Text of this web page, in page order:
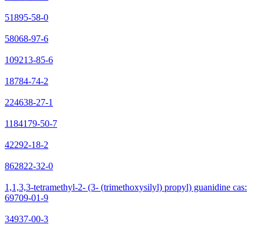
51895-58-0
58068-97-6
109213-85-6
18784-74-2
224638-27-1
1184179-50-7
42292-18-2
862822-32-0
1,1,3,3-tetramethyl-2- (3- (trimethoxysilyl) propyl) guanidine cas:
69709-01-9
34937-00-3